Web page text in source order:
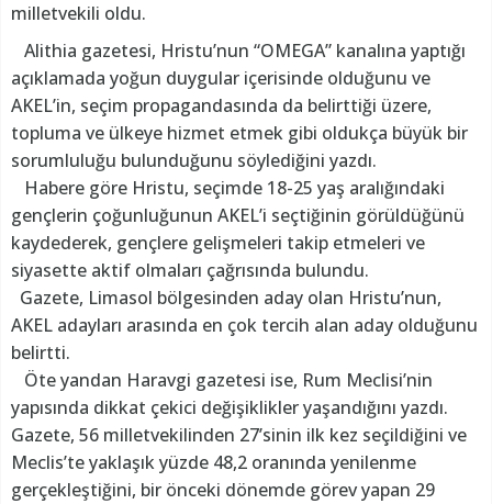
milletvekili oldu.
Alithia gazetesi, Hristu’nun “OMEGA” kanalına yaptığı
açıklamada yoğun duygular içerisinde olduğunu ve
AKEL’in, seçim propagandasında da belirttiği üzere,
topluma ve ülkeye hizmet etmek gibi oldukça büyük bir
sorumluluğu bulunduğunu söylediğini yazdı.
Habere göre Hristu, seçimde 18-25 yaş aralığındaki
gençlerin çoğunluğunun AKEL’i seçtiğinin görüldüğünü
kaydederek, gençlere gelişmeleri takip etmeleri ve
siyasette aktif olmaları çağrısında bulundu.
Gazete, Limasol bölgesinden aday olan Hristu’nun,
AKEL adayları arasında en çok tercih alan aday olduğunu
belirtti.
Öte yandan Haravgi gazetesi ise, Rum Meclisi’nin
yapısında dikkat çekici değişiklikler yaşandığını yazdı.
Gazete, 56 milletvekilinden 27’sinin ilk kez seçildiğini ve
Meclis’te yaklaşık yüzde 48,2 oranında yenilenme
gerçekleştiğini, bir önceki dönemde görev yapan 29